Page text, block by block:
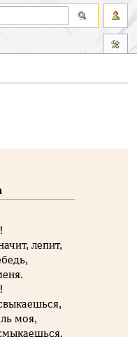
лепит,
моя,